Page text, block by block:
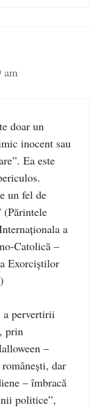
am
doar un
inocent sau
Ea este
un fel de
a
Catolică –
Exorciştilor
a pervertirii
prin
–
dar
– îmbracă
politice”,